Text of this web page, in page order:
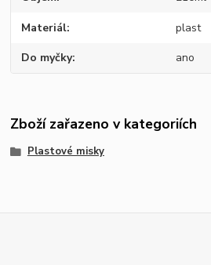
Materiál plast
Do myčky ano
Zboží zařazeno v kategoriích
Plastové misky